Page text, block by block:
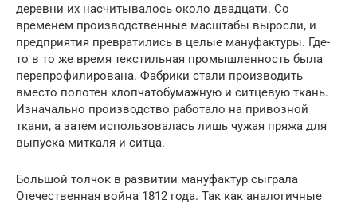
деревни их насчитывалось около двадцати. Со
временем производственные масштабы выросли, и
предприятия превратились в целые мануфактуры. Где-
то в то же время текстильная промышленность была
перепрофилирована. Фабрики стали производить
вместо полотен хлопчатобумажную и ситцевую ткань.
Изначально производство работало на привозной
ткани, а затем использовалась лишь чужая пряжа для
выпуска миткаля и ситца.
Большой толчок в развитии мануфактур сыграла
Отечественная война 1812 года. Так как аналогичные